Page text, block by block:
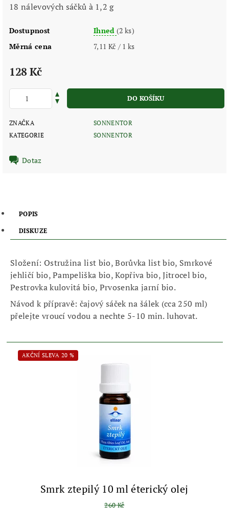
18 nálevových sáčků à 1,2 g
Dostupnost Ihned(2 ks)
Měrná cena
7,11 Kč / 1 ks
128 Kč
ZNAČKA
SONNENTOR
KATEGORIE
SONNENTOR
Dotaz
POPIS
DISKUZE
Složení: Ostružina list bio, Borůvka list bio, Smrkové
jehličí bio, Pampeliška bio, Kopřiva bio, Jitrocel bio,
Pestrovka kulovitá bio, Prvosenka jarní bio.
Návod k přípravě: čajový sáček na šálek (cca 250 ml)
přelejte vroucí vodou a nechte 5-10 min. luhovat.
AKČNÍ SLEVA 20 %
Smrk ztepilý 10 ml éterický olej
260 Kč